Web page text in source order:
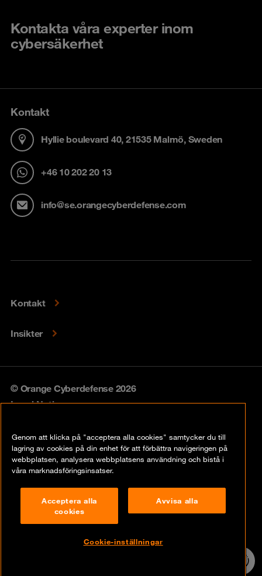
Kontakta våra experter inom
cybersäkerhet
Kontakt
Hyllie boulevard 40, 21535 Malmö, Sweden
+46 10 202 20 13
info@se.orangecyberdefense.com
Kontakt
Insikter
© Orange Cyberdefense 2026
Legal Notice
Vulnerability policy
Compliance
Genom att klicka på "acceptera alla cookies" samtycker du till
lagring av cookies på din enhet för att förbättra navigeringen på
webbplatsen, analysera webbplatsens användning och bistå i
våra marknadsföringsinsatser.
Acceptera alla
cookies
Avvisa alla
Cookie-inställningar